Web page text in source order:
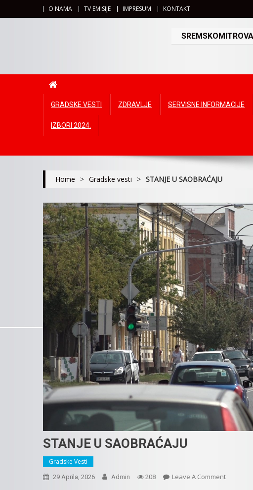
O NAMA TV EMISIJE IMPRESUM KONTAKT
GRADSKE VESTI ZDRAVLJE SERVISNE INFORMACIJE
IZBORI 2024.
Home > Gradske vesti > STANJE U SAOBRAĆAJU
STANJE U SAOBRAĆAJU
Gradske Vesti
29 Aprila, 2026 Admin 208 Leave A CommentOn